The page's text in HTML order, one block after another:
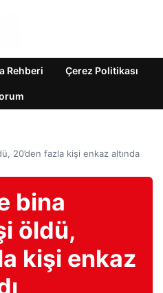
Rehberi Çerez Politikası
20’den fazla kişi enkaz altında
bina
öldü,
kişi enkaz